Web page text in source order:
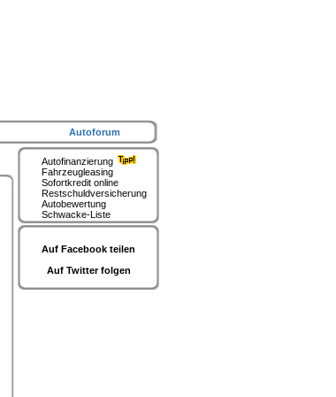
Autofinanzierung
Fahrzeugleasing
Sofortkredit online
Restschuldversicherung
Autobewertung
Schwacke-Liste
Auf Facebook teilen
Auf Twitter folgen
Autoforum